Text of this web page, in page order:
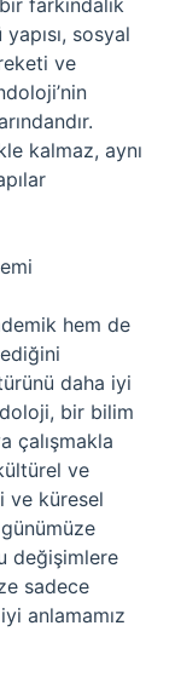
farkındalık
sosyal
ve
kalmaz, aynı
hem de
daha iyi
bir bilim
çalışmakla
ve
ve küresel
değişimlere
sadece
anlamamız